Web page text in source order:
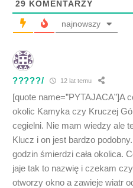
29 KOMENTARZY
najnowszy
?????/ 12 lat temu
[quote name=”PYTAJACA”]A
okolic Kamyka czy Kruczej
cegielni. Nie mam wiedzy ale
Klucz i on jest bardzo
godzin śmierdzi cała okolica.
jaje tak to nazwię i czekam
otworzy okno a zawieje wiatr